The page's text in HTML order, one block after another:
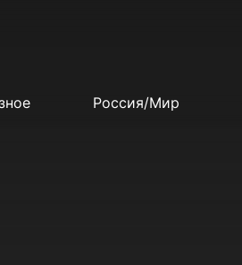
Россия/Мир